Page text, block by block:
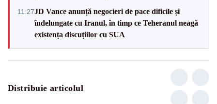
11:27JD Vance anunță negocieri de pace dificile și
îndelungate cu Iranul, în timp ce Teheranul neagă
existența discuțiilor cu SUA
Distribuie articolul